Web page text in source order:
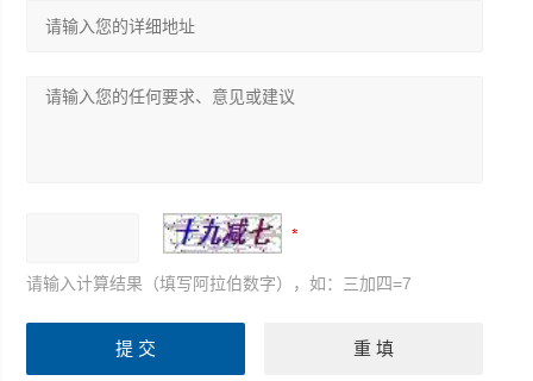
请输入计算结果（填写阿拉伯数字），如：三加四=7